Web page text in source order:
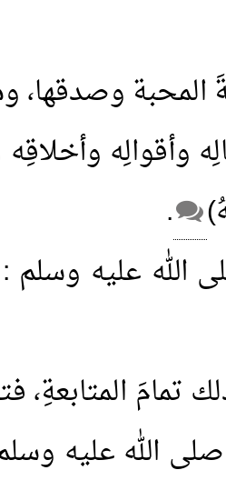
وصدقها،
وأخلاقِه
.
عليه وسلم
الله عليه